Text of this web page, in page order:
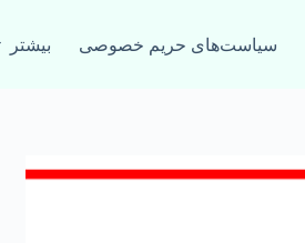
سیاست‌های حریم خصوصی بیشتر